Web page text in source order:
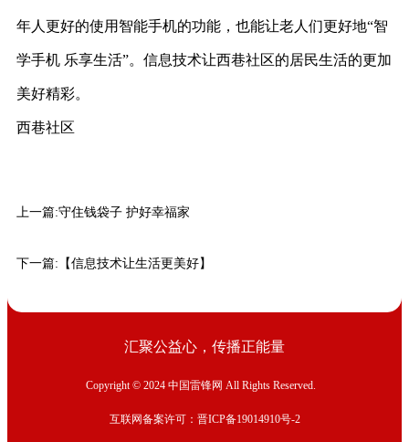
年人更好的使用智能手机的功能，也能让老人们更好地“智
学手机 乐享生活”。信息技术让西巷社区的居民生活的更加
美好精彩。
西巷社区
上一篇:守住钱袋子 护好幸福家
下一篇: 【信息技术让生活更美好】
汇聚公益心，传播正能量
Copyright © 2024 中国雷锋网 All Rights Reserved.
互联网备案许可：晋ICP备19014910号-2